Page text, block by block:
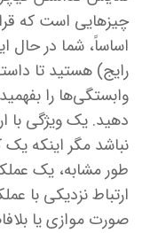
چیزهایی است که
اساساً، شما در
رایج) هستید تا
وابستگی‌ها را
دهید. یک ویژگی با
نباشد مگر اینکه یک
طور مشابه، یک
ارتباط نزدیکی با
صورت موازی یا